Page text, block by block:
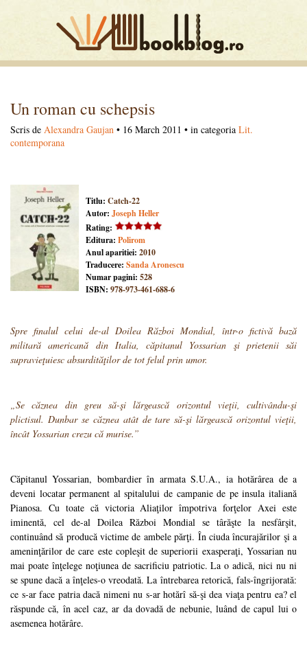
Un roman cu schepsis
Scris de Alexandra Gaujan • 16 March 2011 • in categoria Lit.
contemporana
Titlu: Catch-22
Autor: Joseph Heller
Rating:
Editura: Polirom
Anul aparitiei: 2010
Traducere: Sanda Aronescu
Numar pagini: 528
ISBN: 978-973-461-688-6
Spre finalul celui de-al Doilea Război Mondial, într-o fictivă bază
militară americană din Italia, căpitanul Yossarian şi prietenii săi
supravieţuiesc absurdităţilor de tot felul prin umor.
„Se căznea din greu să-şi lărgească orizontul vieţii, cultivându-şi
plictisul. Dunbar se căznea atât de tare să-şi lărgească orizontul vieţii,
încât Yossarian crezu că murise.”
Căpitanul Yossarian, bombardier în armata S.U.A., ia hotărârea de a
deveni locatar permanent al spitalului de campanie de pe insula italiană
Pianosa. Cu toate că victoria Aliaţilor împotriva forţelor Axei este
iminentă, cel de-al Doilea Război Mondial se târăşte la nesfârşit,
continuând să producă victime de ambele părţi. În ciuda încurajărilor şi a
ameninţărilor de care este copleşit de superiorii exasperaţi, Yossarian nu
mai poate înţelege noţiunea de sacrificiu patriotic. La o adică, nici nu ni
se spune dacă a înţeles-o vreodată. La întrebarea retorică, fals-îngrijorată:
ce s-ar face patria dacă nimeni nu s-ar hotărî să-şi dea viaţa pentru ea? el
răspunde că, în acel caz, ar da dovadă de nebunie, luând de capul lui o
asemenea hotărâre.